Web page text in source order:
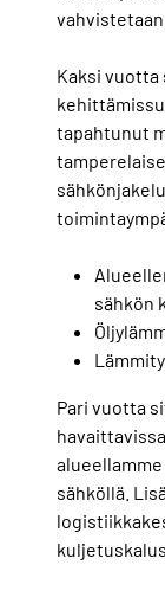
vahvistetaan.
Kaksi
tapahtunut
sähkön
Pari vuotta
sähköllä.